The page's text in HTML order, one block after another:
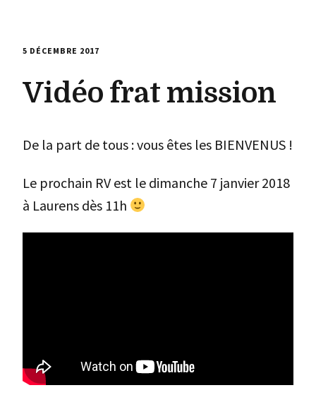
5 DÉCEMBRE 2017
Vidéo frat mission
De la part de tous : vous êtes les BIENVENUS !
Le prochain RV est le dimanche 7 janvier 2018
à Laurens dès 11h